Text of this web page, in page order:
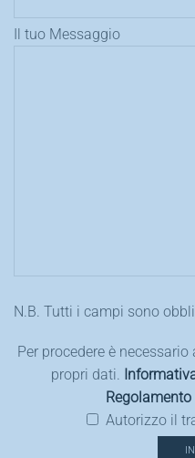
Il tuo Messaggio
N.B. Tutti i campi sono
Per procedere è
propri dati.
Autorizzo il